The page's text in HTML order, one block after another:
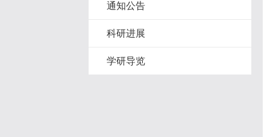
通知公告
科研进展
学研导览